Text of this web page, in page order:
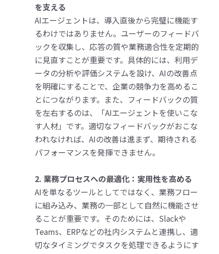
を支える
AIエージェントは、導入直後から完璧に機能す
るわけではありません。ユーザーのフィードバ
ックを収集し、応答の質や業務適合性を定期的
に見直すことが重要です。具体的には、利用デ
ータの分析や評価システムを設け、AIの改善点
を明確にすることで、企業の競争力を高めるこ
とにつながります。また、フィードバックの質
を左右するのは、「AIエージェントを使いこな
す人材」です。適切なフィードバックがおこな
われなければ、AIの改善は進まず、期待される
パフォーマンスを発揮できません。
2. 業務プロセスへの最適化：実用性を高める
AIを単なるツールとしてではなく、業務フロー
に組み込み、業務の一部として自然に機能させ
ることが重要です。そのためには、Slackや
Teams、ERPなどの社内システムと連携し、適
切なタイミングでタスクを処理できるようにす